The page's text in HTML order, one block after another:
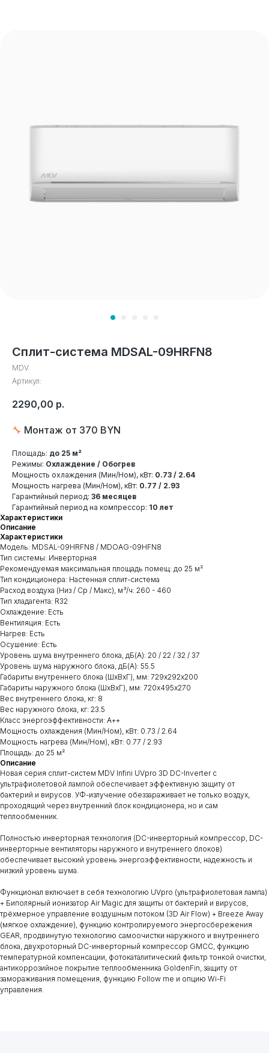
Сплит-система MDSAL-09HRFN8
MDV
Артикул:
2290,00 р.
🔧 Монтаж от 370 BYN
Площадь: до 25 м²
Режимы: Охлаждение / Обогрев
Мощность охлаждения (Мин/Ном), кВт: 0.73 / 2.64
Мощность нагрева (Мин/Ном), кВт: 0.77 / 2.93
Гарантийный период: 36 месяцев
Гарантийный период на компрессор: 10 лет
Характеристики
Описание
Характеристики
Модель: MDSAL-09HRFN8 / MDOAG-09HFN8
Тип системы: Инверторная
Рекомендуемая максимальная площадь помещ: до 25 м²
Тип кондиционера: Настенная cплит-система
Расход воздуха (Низ / Ср / Макс), м³/ч: 260 - 460
Тип хладагента: R32
Охлаждение: Есть
Вентиляция: Есть
Нагрев: Есть
Осушение: Есть
Уровень шума внутреннего блока, дБ(А): 20 / 22 / 32 / 37
Уровень шума наружного блока, дБ(А): 55.5
Габариты внутреннего блока (ШхВхГ), мм: 729х292х200
Габариты наружного блока (ШхВхГ), мм: 720х495х270
Вес внутреннего блока, кг: 8
Вес наружного блока, кг: 23.5
Класс энергоэффективности: А++
Мощность охлаждения (Мин/Ном), кВт: 0.73 / 2.64
Мощность нагрева (Мин/Ном), кВт: 0.77 / 2.93
Площадь: до 25 м²
Описание
Новая серия сплит-систем MDV Infini UVpro 3D DC-Inverter с
ультрафиолетовой лампой обеспечивает эффективную защиту от
бактерий и вирусов. УФ-излучение обеззараживает не только воздух,
проходящий через внутренний блок кондиционера, но и сам
теплообменник.
Полностью инверторная технология (DC-инверторный компрессор, DC-
инверторные вентиляторы наружного и внутреннего блоков)
обеспечивает высокий уровень энергоэффективности, надежность и
низкий уровень шума.
Функционал включает в себя технологию UVpro (ультрафиолетовая лампа)
+ Биполярный ионизатор Air Magic для защиты от бактерий и вирусов,
трёхмерное управление воздушным потоком (3D Air Flow) + Breeze Away
(мягкое охлаждение), функцию контролируемого энергосбережения
GEAR, продвинутую технологию самоочистки наружного и внутреннего
блока, двухроторный DC-инверторный компрессор GMCC, функцию
температурной компенсации, фотокаталитический фильтр тонкой очистки,
антикоррозийное покрытие теплообменника GoldenFin, защиту от
замораживания помещения, функцию Follow me и опцию Wi-Fi
управления.